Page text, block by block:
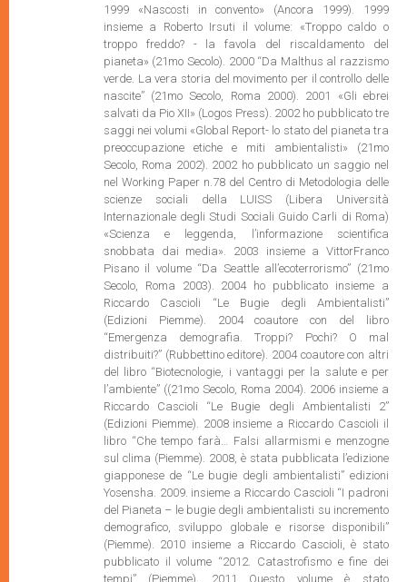
1999 «Nascosti in convento» (Ancora 1999). 1999
insieme a Roberto Irsuti il volume: «Troppo caldo o
troppo freddo? - la favola del riscaldamento del
pianeta» (21mo Secolo). 2000 “Da Malthus al razzismo
verde. La vera storia del movimento per il controllo delle
nascite” (21mo Secolo, Roma 2000). 2001 «Gli ebrei
salvati da Pio XII» (Logos Press). 2002 ho pubblicato tre
saggi nei volumi «Global Report- lo stato del pianeta tra
preoccupazione etiche e miti ambientalisti» (21mo
Secolo, Roma 2002). 2002 ho pubblicato un saggio nel
nel Working Paper n.78 del Centro di Metodologia delle
scienze sociali della LUISS (Libera Università
Internazionale degli Studi Sociali Guido Carli di Roma)
«Scienza e leggenda, l’informazione scientifica
snobbata dai media». 2003 insieme a VittorFranco
Pisano il volume “Da Seattle all’ecoterrorismo” (21mo
Secolo, Roma 2003). 2004 ho pubblicato insieme a
Riccardo Cascioli “Le Bugie degli Ambientalisti”
(Edizioni Piemme). 2004 coautore con del libro
“Emergenza demografia. Troppi? Pochi? O mal
distribuiti?” (Rubbettino editore). 2004 coautore con altri
del libro “Biotecnologie, i vantaggi per la salute e per
l’ambiente” ((21mo Secolo, Roma 2004). 2006 insieme a
Riccardo Cascioli “Le Bugie degli Ambientalisti 2”
(Edizioni Piemme). 2008 insieme a Riccardo Cascioli il
libro “Che tempo farà… Falsi allarmismi e menzogne
sul clima (Piemme). 2008, è stata pubblicata l’edizione
giapponese de “Le bugie degli ambientalisti” edizioni
Yosensha. 2009. insieme a Riccardo Cascioli “I padroni
del Pianeta – le bugie degli ambientalisti su incremento
demografico, sviluppo globale e risorse disponibili”
(Piemme). 2010 insieme a Riccardo Cascioli, è stato
pubblicato il volume “2012. Catastrofismo e fine dei
tempi” (Piemme). 2011 Questo volume è stato